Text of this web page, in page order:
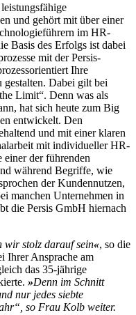
und gehört mit über einer
im HR-
Basis des Erfolgs ist dabei
mit der Persis-
Ihre
gestalten. Dabei gilt bei
Limit“. Denn was als
hat sich heute zum Big
entwickelt. Den
und mit einer klaren
mit individueller HR-
einer der führenden
während Begriffe, wie
der Kundennutzen,
manchen Unternehmen in
die Persis GmbH hiernach
wir stolz darauf sein«, so die
Ihrer Ansprache am
das 35-jährige
»Denn im Schnitt
nur jedes siebte
so Frau Kolb weiter.